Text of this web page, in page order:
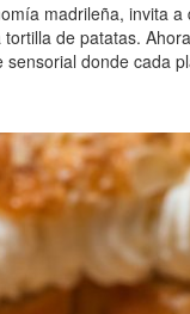
madrileña, invita
de patatas.
donde cada